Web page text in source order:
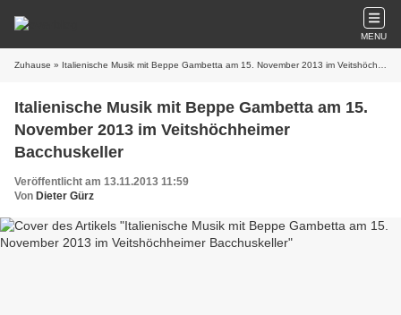
MENU
Zuhause » Italienische Musik mit Beppe Gambetta am 15. November 2013 im Veitshöchheimer Bacchuskeller
Italienische Musik mit Beppe Gambetta am 15.
November 2013 im Veitshöchheimer
Bacchuskeller
Veröffentlicht am 13.11.2013 11:59
Von Dieter Gürz